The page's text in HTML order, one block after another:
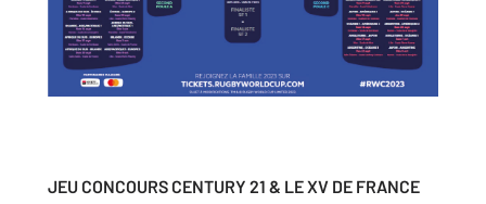
JEU CONCOURS CENTURY 21 & LE XV DE FRANCE